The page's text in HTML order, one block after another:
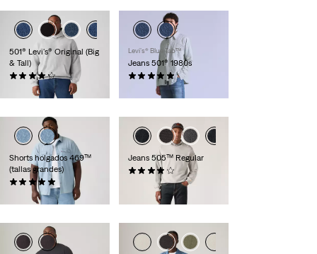
501® Levi's® Original (Big
& Tall)
(344)
110,00 €
Levi’s® Blue Tab™
Jeans 501® 1980s
(23)
280,00 €
Shorts holgados 469™
(tallas grandes)
(17)
65,00 €
Jeans 505™ Regular
(700)
89,00 €